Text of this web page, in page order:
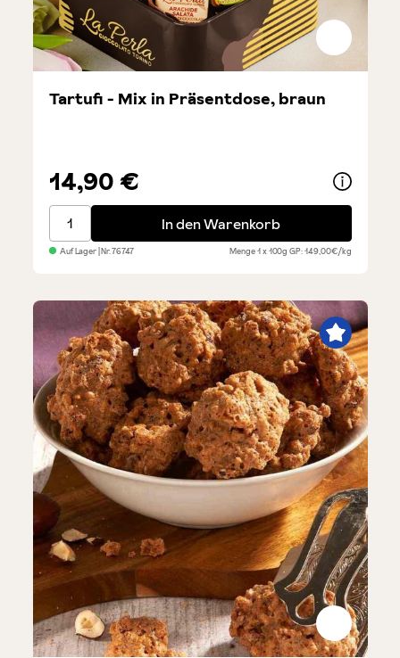
Tartufi - Mix in Präsentdose, braun
14,90 €
Tartufi - Mix in Präsentdose, braun
In den Warenkorb
Auf Lager| Nr.76747 Menge1 x 100gGP: 149,00€/kg